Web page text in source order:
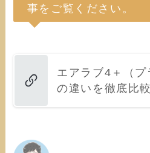
事をご覧ください。
エアラブ4＋（
の違いを徹底比